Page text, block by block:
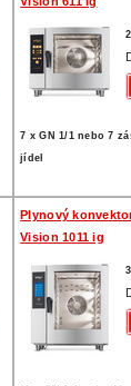
7 x GN 1/1 nebo 7
jídel
Plynový
Vision 1011 ig